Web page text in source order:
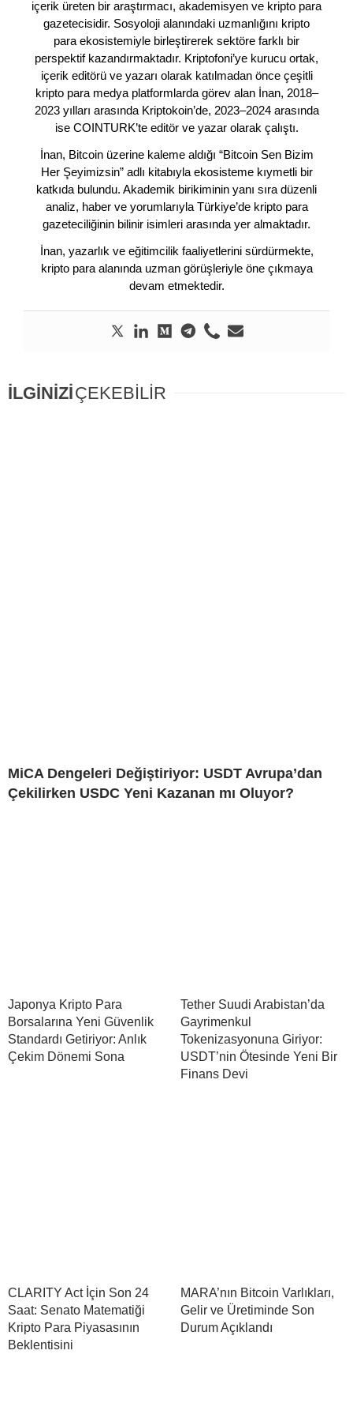
içerik üreten bir araştırmacı, akademisyen ve kripto para
gazetecisidir. Sosyoloji alanındaki uzmanlığını kripto
para ekosistemiyle birleştirerek sektöre farklı bir
perspektif kazandırmaktadır. Kriptofoni’ye kurucu ortak,
içerik editörü ve yazarı olarak katılmadan önce çeşitli
kripto para medya platformlarda görev alan İnan, 2018–
2023 yılları arasında Kriptokoin’de, 2023–2024 arasında
ise COINTURK’te editör ve yazar olarak çalıştı.
İnan, Bitcoin üzerine kaleme aldığı “Bitcoin Sen Bizim
Her Şeyimizsin” adlı kitabıyla ekosisteme kıymetli bir
katkıda bulundu. Akademik birikiminin yanı sıra düzenli
analiz, haber ve yorumlarıyla Türkiye’de kripto para
gazeteciliğinin bilinir isimleri arasında yer almaktadır.
İnan, yazarlık ve eğitimcilik faaliyetlerini sürdürmekte,
kripto para alanında uzman görüşleriyle öne çıkmaya
devam etmektedir.
İLGİNİZİÇEKEBİLİR
MiCA Dengeleri Değiştiriyor: USDT Avrupa’dan
Çekilirken USDC Yeni Kazanan mı Oluyor?
Japonya Kripto Para
Borsalarına Yeni Güvenlik
Standardı Getiriyor: Anlık
Çekim Dönemi Sona
Tether Suudi Arabistan’da
Gayrimenkul
Tokenizasyonuna Giriyor:
USDT’nin Ötesinde Yeni Bir
Finans Devi
CLARITY Act İçin Son 24
Saat: Senato Matematiği
Kripto Para Piyasasının
Beklentisini
MARA’nın Bitcoin Varlıkları,
Gelir ve Üretiminde Son
Durum Açıklandı